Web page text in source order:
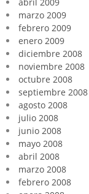
marzo 2009
febrero 2009
enero 2009
diciembre 2008
noviembre 2008
octubre 2008
septiembre 2008
agosto 2008
julio 2008
junio 2008
mayo 2008
abril 2008
marzo 2008
febrero 2008